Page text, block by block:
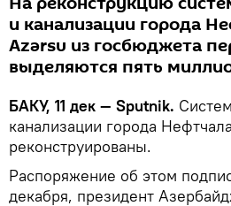
и канализации города
Azərsu из госбюджета
выделяются пять
БАКУ, 11 дек — Sputnik.
канализации города
реконструированы.
Распоряжение об этом
декабря, президент